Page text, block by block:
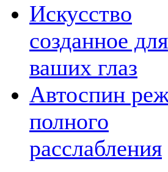
Искусство
созданное для
ваших глаз
Автоспин
полного
расслабления